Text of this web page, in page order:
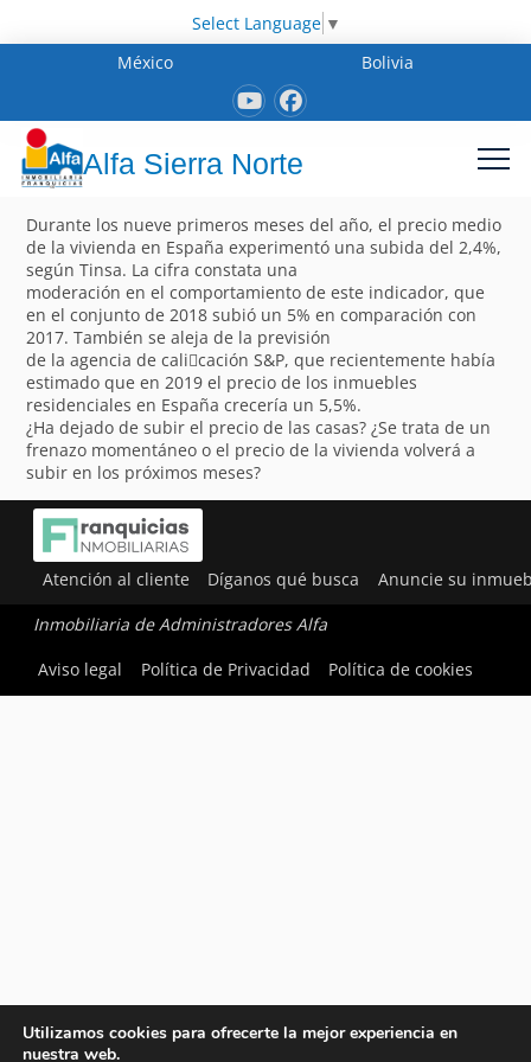
Select Language ▼
México
Bolivia
Alfa Sierra Norte
Durante los nueve primeros meses del año, el precio medio
de la vivienda en España experimentó una subida del 2,4%,
según Tinsa. La cifra constata una
moderación en el comportamiento de este indicador, que
en el conjunto de 2018 subió un 5% en comparación con
2017. También se aleja de la previsión
de la agencia de cali􀁽cación S&P, que recientemente había
estimado que en 2019 el precio de los inmuebles
residenciales en España crecería un 5,5%.
¿Ha dejado de subir el precio de las casas? ¿Se trata de un
frenazo momentáneo o el precio de la vivienda volverá a
subir en los próximos meses?
Atención al cliente Díganos qué busca Anuncie su
Inmobiliaria de Administradores Alfa
Aviso legal
Política de Privacidad Política de cookies
Utilizamos cookies para ofrecerte la mejor experiencia en
nuestra web.